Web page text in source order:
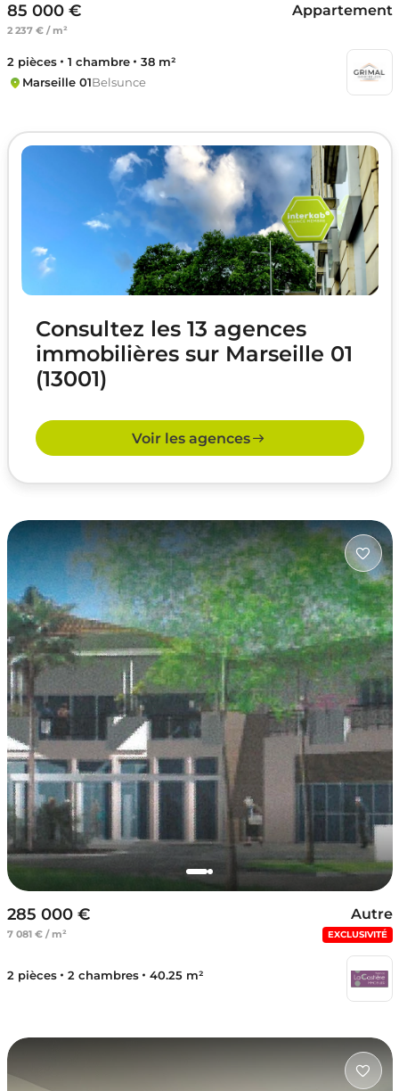
85 000 €
2 237 € / m²
Appartement
2 pièces 1 chambre
38 m²
Marseille 01Belsunce
Consultez les 13 agences
immobilières sur Marseille 01
(13001)
Voir les agences
285 000 €
7 081 € / m²
Autre
EXCLUSIVITÉ
2 pièces 2 chambres 40.25 m²